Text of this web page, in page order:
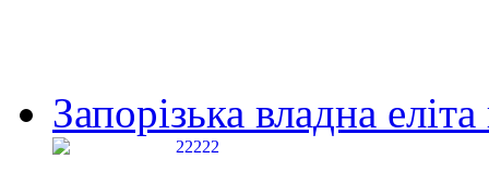
Запорізька владна